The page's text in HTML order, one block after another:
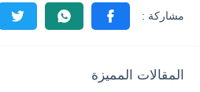
المقالات المميزة